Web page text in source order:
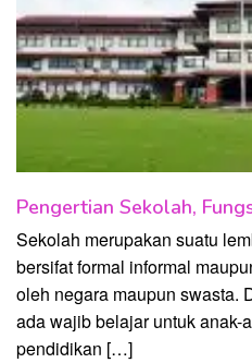
Pengertian Sekolah,
Sekolah merupakan suatu
bersifat formal informal
oleh negara maupun swasta.
ada wajib belajar untuk anak-
pendidikan […]